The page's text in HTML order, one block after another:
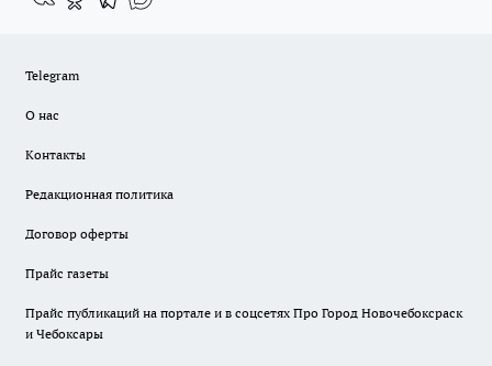
Telegram
О нас
Контакты
Редакционная политика
Договор оферты
Прайс газеты
Прайс публикаций на портале и в соцсетях Про Город Новочебоксраск
и Чебоксары